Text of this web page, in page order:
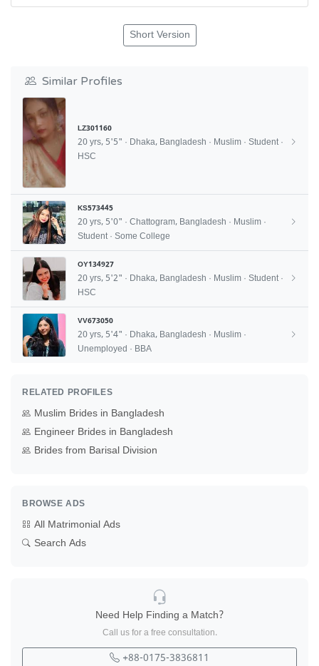
Short Version
Similar Profiles
LZ301160
20 yrs, 5'5" · Dhaka, Bangladesh · Muslim · Student ·
HSC
KS573445
20 yrs, 5'0" · Chattogram, Bangladesh · Muslim ·
Student · Some College
OY134927
20 yrs, 5'2" · Dhaka, Bangladesh · Muslim · Student ·
HSC
VV673050
20 yrs, 5'4" · Dhaka, Bangladesh · Muslim ·
Unemployed · BBA
RELATED PROFILES
Muslim Brides in Bangladesh
Engineer Brides in Bangladesh
Brides from Barisal Division
BROWSE ADS
All Matrimonial Ads
Search Ads
Need Help Finding a Match?
Call us for a free consultation.
+88-0175-3836811